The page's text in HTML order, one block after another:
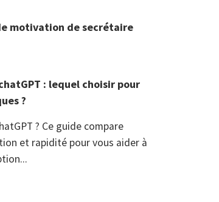
motivation de secrétaire
: lequel choisir pour
?
? Ce guide compare
et rapidité pour vous aider à